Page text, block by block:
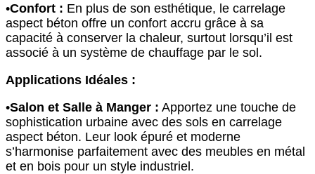
•Confort : En plus de son esthétique, le carrelage
aspect béton offre un confort accru grâce à sa
capacité à conserver la chaleur, surtout lorsqu’il est
associé à un système de chauffage par le sol.
Applications Idéales :
•Salon et Salle à Manger : Apportez une touche de
sophistication urbaine avec des sols en carrelage
aspect béton. Leur look épuré et moderne
s’harmonise parfaitement avec des meubles en métal
et en bois pour un style industriel.